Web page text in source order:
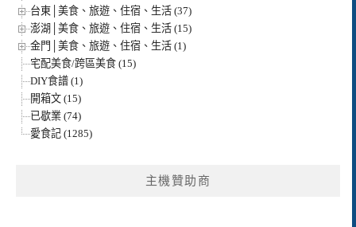
台東│美食、旅遊、住宿、生活 (37)
澎湖│美食、旅遊、住宿、生活 (15)
金門│美食、旅遊、住宿、生活 (1)
宅配美食/跨區美食 (15)
DIY食譜 (1)
開箱文 (15)
已歇業 (74)
愛食記 (1285)
主機贊助商